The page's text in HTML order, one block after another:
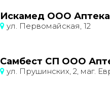
Искамед ООО Аптека
ул. Первомайская, 12
Самбест СП ООО
ул. Прушинских, 2, маг.